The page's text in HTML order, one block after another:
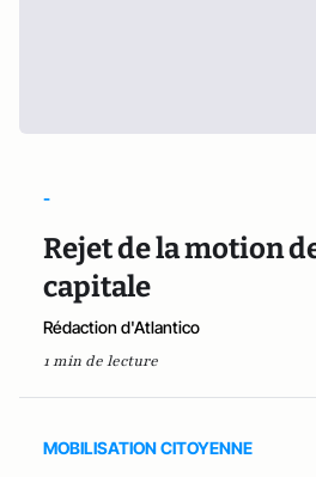
-
Rejet de la motion
capitale
Rédaction d'Atlantico
1 min de lecture
MOBILISATION CITOYENNE